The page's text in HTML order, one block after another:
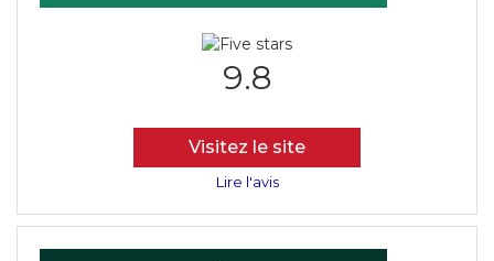
9.8
Visitez le site
Lire l'avis